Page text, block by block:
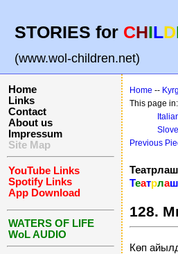
STORIES for CHILD
(www.wol-children.net)
Home
Links
Contact
About us
Impressum
Site Map
YouTube Links
Spotify Links
App Download
WATERS OF LIFE
WoL AUDIO
Home --
This page
Previous
Театрлаш
128.
Көп